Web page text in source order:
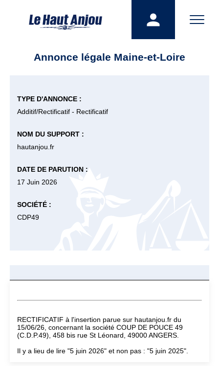
Annonce légale Maine-et-Loire
TYPE D'ANNONCE :
Additif/Rectificatif - Rectificatif
NOM DU SUPPORT :
hautanjou.fr
DATE DE PARUTION :
17 Juin 2026
SOCIÉTÉ :
CDP49
RECTIFICATIF à l'insertion parue sur hautanjou.fr du
15/06/26, concernant la société COUP DE POUCE 49
(C.D.P.49), 458 bis rue St Léonard, 49000 ANGERS.
Il y a lieu de lire "5 juin 2026" et non pas : "5 juin 2025".